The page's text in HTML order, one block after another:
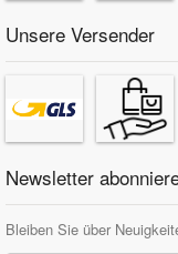
Unsere Versender
Newsletter
Bleiben Sie über